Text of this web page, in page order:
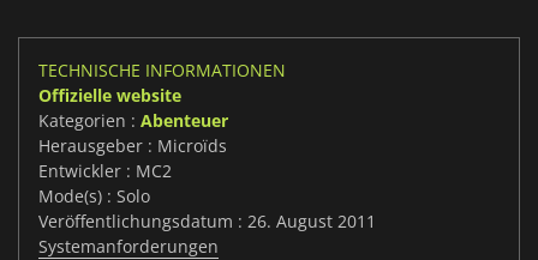
TECHNISCHE INFORMATIONEN
Offizielle website
Kategorien : Abenteuer
Herausgeber : Microïds
Entwickler : MC2
Mode(s) : Solo
Veröffentlichungsdatum : 26. August 2011
Systemanforderungen